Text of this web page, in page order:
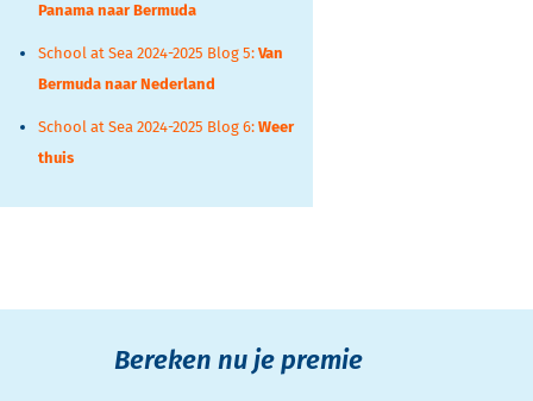
Panama naar Bermuda
School at Sea 2024-2025 Blog 5: Van
Bermuda naar Nederland
School at Sea 2024-2025 Blog 6: Weer
thuis
Bereken nu je premie